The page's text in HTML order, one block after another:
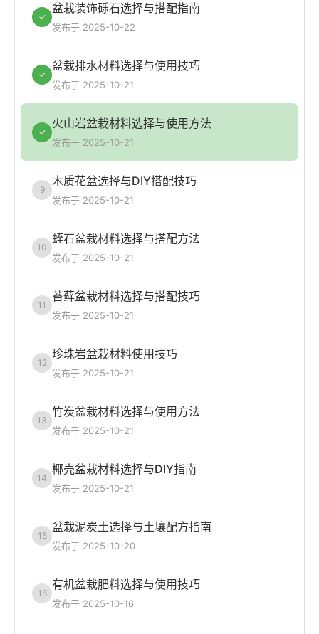
✓
盆栽装饰砾石选择与搭配指南
发布于 2025-10-22
✓
盆栽排水材料选择与使用技巧
发布于 2025-10-21
✓
火山岩盆栽材料选择与使用方法
发布于 2025-10-21
9
木质花盆选择与DIY搭配技巧
发布于 2025-10-21
10
蛭石盆栽材料选择与搭配方法
发布于 2025-10-21
11
苔藓盆栽材料选择与搭配技巧
发布于 2025-10-21
12
珍珠岩盆栽材料使用技巧
发布于 2025-10-21
13
竹炭盆栽材料选择与使用方法
发布于 2025-10-21
14
椰壳盆栽材料选择与DIY指南
发布于 2025-10-21
15
盆栽泥炭土选择与土壤配方指南
发布于 2025-10-20
16
有机盆栽肥料选择与使用技巧
发布于 2025-10-16